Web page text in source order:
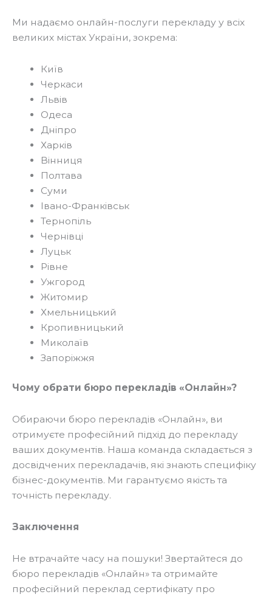
Ми надаємо онлайн-послуги перекладу у всіх
великих містах України, зокрема:
Київ
Черкаси
Львів
Одеса
Дніпро
Харків
Вінниця
Полтава
Суми
Івано-Франківськ
Тернопіль
Чернівці
Луцьк
Рівне
Ужгород
Житомир
Хмельницький
Кропивницький
Миколаїв
Запоріжжя
Чому обрати бюро перекладів «Онлайн»?
Обираючи бюро перекладів «Онлайн», ви
отримуєте професійний підхід до перекладу
ваших документів. Наша команда складається з
досвідчених перекладачів, які знають специфіку
бізнес-документів. Ми гарантуємо якість та
точність перекладу.
Заключення
Не втрачайте часу на пошуки! Звертайтеся до
бюро перекладів «Онлайн» та отримайте
професійний переклад сертифікату про